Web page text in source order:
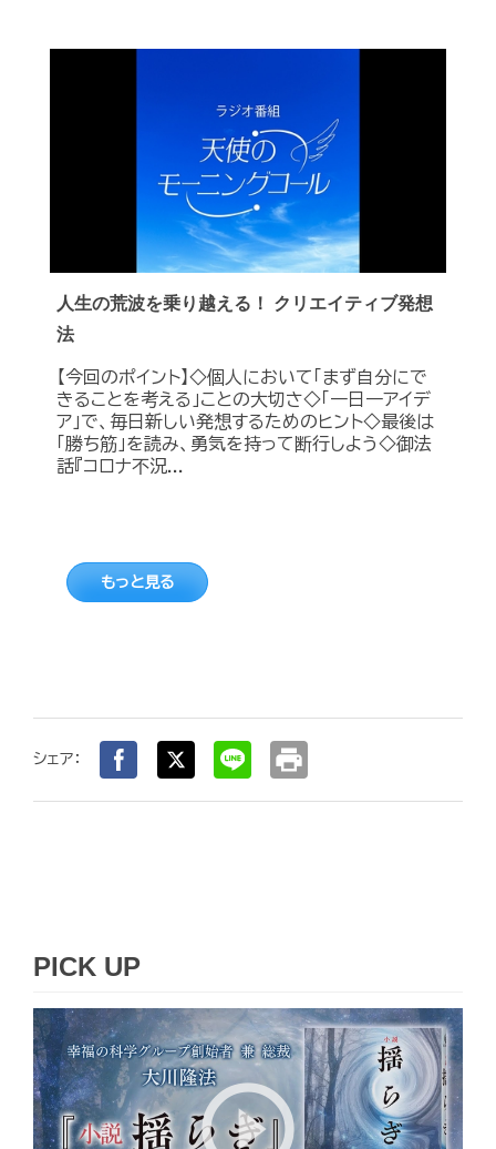
人生の荒波を乗り越える！ クリエイティブ発想
法
【今回のポイント】◇個人において「まず自分にで
きることを考える」ことの大切さ◇「一日一アイデ
ア」で、毎日新しい発想するためのヒント◇最後は
「勝ち筋」を読み、勇気を持って断行しよう◇御法
話『コロナ不況...
もっと見る
シェア： print
PICK UP